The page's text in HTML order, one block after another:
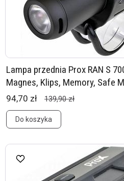
Lampa przednia Prox RAN S
Magnes, Klips, Memory, Safe
94,70 zł 139,90 zł
Do koszyka